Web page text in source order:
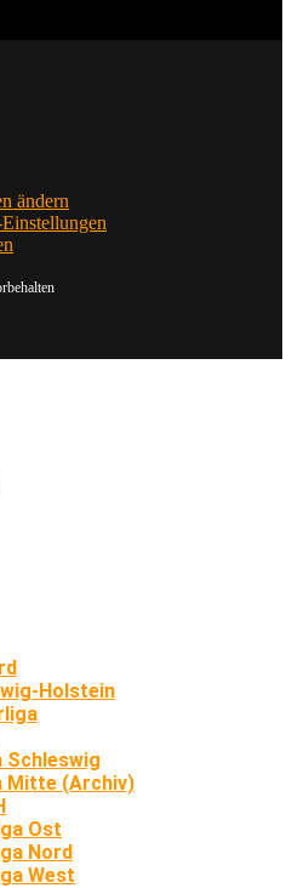
ändern
Holstein
Schleswig
Mitte (Archiv)
Ost
Nord
West